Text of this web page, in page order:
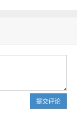
提交评论